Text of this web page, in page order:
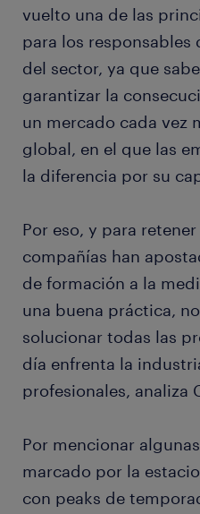
vuelto una de las
para los responsables
del sector, ya que
garantizar la
un mercado cada vez
global, en el que las
la diferencia por su
Por eso, y para
compañías han
de formación a la
una buena práctica,
solucionar todas las
día enfrenta la
profesionales, analiza
Por mencionar
marcado por la
con peaks de